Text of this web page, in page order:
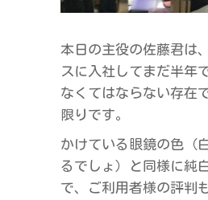
本日の主役の佐藤君は
スに入社してまだ半年
なくてはならない存在
限りです。
かけている眼鏡の色（
るでしょ）と同様に純
で、ご利用者様の評判